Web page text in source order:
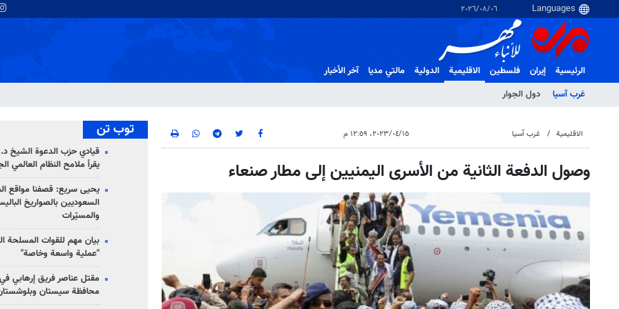
٠٦‏/٠٨‏/٢٠٢٦
الرئيسية إيران فلسطین
الاقلیمیة
غرب آسیا
دول الجوار
الدولية مالتي مدیا آخر الأخبار
الاقلیمیة غرب آسیا ١٥‏/٠٤‏/٢٠٢٣، ١٢:٥٩ م
وصول الدفعة الثانية من الأسرى اليمنيين إلى مطار صنعاء
توب تن
قيادي حزب الدعوة الشيخ
يقرأ ملامح النظام العالمي
يحيى سريع: قصفنا مواقع
السعوديين بالصواريخ
والمسيّرات
بيان مهم للقوات المسلحة
"عملية واسعة وخاصة"
مقتل عناصر فريق إرهابي
محافظة سيستان